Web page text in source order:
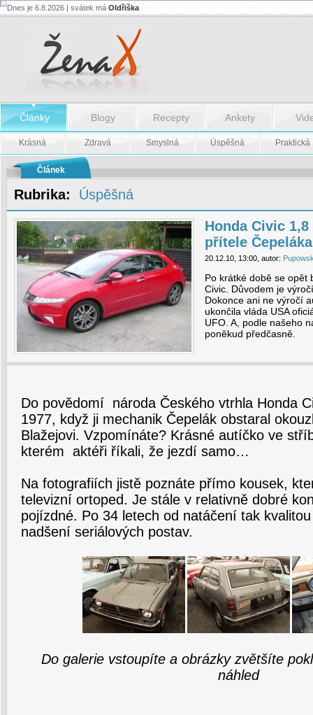
Honda
přítele
Čepeláka
a
Spocka
Honda
přítele
Čepeláka
Spocka
Dnes je 6.8.2026 | svátek má Oldřiška
Články Blogy Recepty Ankety
Krásná Zdravá Smyslná Úspěšná Praktická
Článek
Rubrika: Úspěšná
Honda Civic 1,8
přítele
20.12.10, 13:00, autor:
Po krátké době se opět
Civic. Důvodem je
Dokonce ani ne výročí
ukončila vláda USA
UFO. A, podle našeho
poněkud předčasně.
Do povědomí národa Českého vtrhla Honda
1977, když ji mechanik Čepelák obstaral
Blažejovi. Vzpomínáte? Krásné autíčko ve
kterém aktéři říkali, že jezdí samo…
Na fotografiích jistě poznáte přímo kousek,
televizní ortoped. Je stále v relativně dobré
pojízdné. Po 34 letech od natáčení tak
nadšení seriálových postav.
Do galerie vstoupíte a obrázky zvětšíte
náhled